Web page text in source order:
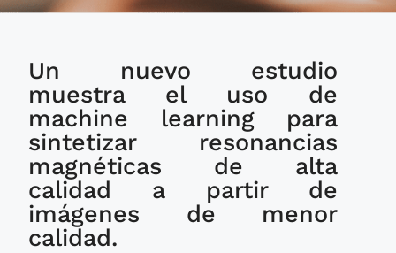
resonancia magnética
mejoradas por IA
favorecen el
diagnóstico de
trastornos cerebrales
Un nuevo estudio
muestra el uso de
machine learning para
sintetizar resonancias
magnéticas de alta
calidad a partir de
imágenes de menor
calidad.